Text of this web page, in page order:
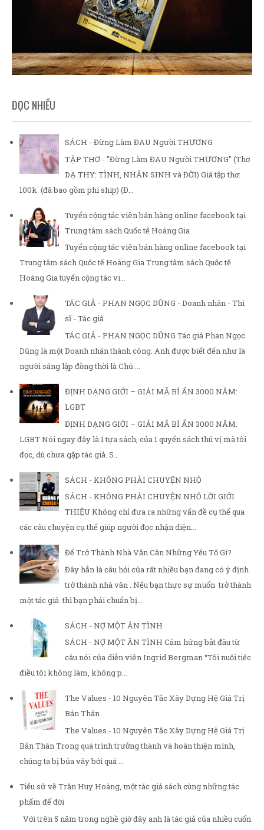
ĐỌC NHIỀU
SÁCH - Đừng Làm ĐAU Người THƯƠNG
TẬP THƠ - "Đừng Làm ĐAU Người THƯƠNG" (Thơ
DẠ THY: TÌNH, NHÂN SINH và ĐỜI) Giá tập thơ:
100k (đã bao gồm phí ship) (Đ...
Tuyển cộng tác viên bán hàng online facebook tại
Trung tâm sách Quốc tế Hoàng Gia
Tuyển cộng tác viên bán hàng online facebook tại
Trung tâm sách Quốc tế Hoàng Gia Trung tâm sách Quốc tế
Hoàng Gia tuyển cộng tác vi...
TÁC GIẢ - PHAN NGỌC DŨNG - Doanh nhân - Thi
sĩ - Tác giả
TÁC GIẢ - PHAN NGỌC DŨNG Tác giả Phan Ngọc
Dũng là một Doanh nhân thành công. Anh được biết đến như là
người sáng lập đồng thời là Chủ ...
ĐỊNH DẠNG GIỚI – GIẢI MÃ BÍ ẨN 3000 NĂM:
LGBT
ĐỊNH DẠNG GIỚI – GIẢI MÃ BÍ ẨN 3000 NĂM:
LGBT Nói ngay đây là 1 tựa sách, của 1 quyển sách thú vị mà tôi
đọc, dù chưa gặp tác giả. S...
SÁCH - KHÔNG PHẢI CHUYỆN NHỎ
SÁCH - KHÔNG PHẢI CHUYỆN NHỎ LỜI GIỚI
THIỆU Không chỉ đưa ra những vấn đề cụ thể qua
các câu chuyện cụ thể giúp người đọc nhận diện...
Để Trở Thành Nhà Văn Cần Những Yếu Tố Gì?
Đây hẳn là câu hỏi của rất nhiều bạn đang có ý định
trở thành nhà văn . Nếu bạn thực sự muốn trở thành
một tác giả thì bạn phải chuẩn bị...
SÁCH - NỢ MỘT ÂN TÌNH
SÁCH - NỢ MỘT ÂN TÌNH Cảm hứng bắt đầu từ
câu nói của diễn viên Ingrid Bergman “Tôi nuối tiếc
điều tôi không làm, không p...
The Values - 10 Nguyên Tắc Xây Dựng Hệ Giá Trị
Bản Thân
The Values - 10 Nguyên Tắc Xây Dựng Hệ Giá Trị
Bản Thân Trong quá trình trưởng thành và hoàn thiện mình,
chúng ta bị bủa vây bởi quá ...
Tiểu sử về Trần Huy Hoàng, một tác giả sách cùng những tác
phẩm để đời
Với trên 5 năm trong nghề giờ đây anh là tác giả của nhiều cuốn